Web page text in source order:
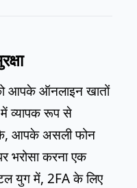
आपके ऑनलाइन खातों
व्यापक रूप से
आपके असली फोन
भरोसा करना एक
युग में, 2FA के लिए